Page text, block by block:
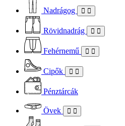
Nadrágog
Rövidnadrág
Fehérnemű
Cipők
Pénztárcák
Övek